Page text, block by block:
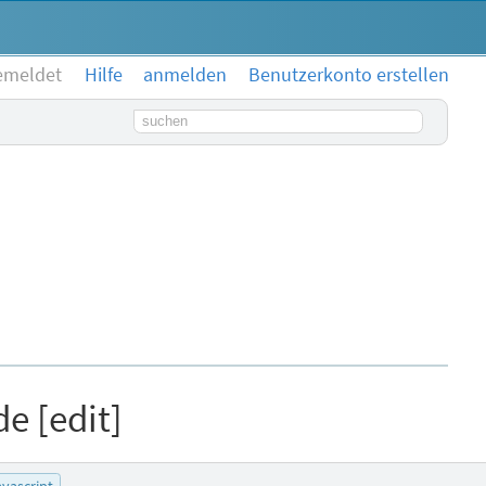
Hilfe anmelden
Benutzerkonto erstellen
Suchbegriff
[edit]